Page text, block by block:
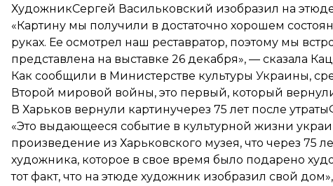
ХудожникСергей Васильковский изобразил на
«Картину мы получили в достаточно хорошем
руках. Ее осмотрел наш реставратор, поэтому мы
представлена на выставке 26 декабря», — сказала
Как сообщили в Министерстве культуры Украины,
Второй мировой войны, это первый, который
В Харьков вернули картинучерез 75 лет после
«Это выдающееся событие в культурной жизни
произведение из Харьковского музея, что через 75
художника, которое в свое время было подарено
тот факт, что на этюде художник изобразил свой